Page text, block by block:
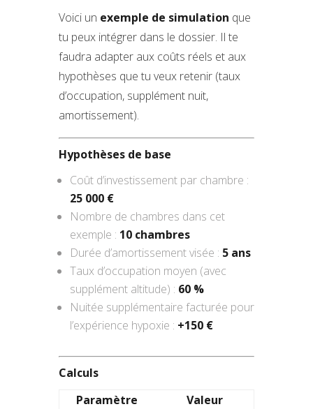
Voici un exemple de simulation que
tu peux intégrer dans le dossier. Il te
faudra adapter aux coûts réels et aux
hypothèses que tu veux retenir (taux
d’occupation, supplément nuit,
amortissement).
Hypothèses de base
Coût d’investissement par chambre :
25 000 €
Nombre de chambres dans cet
exemple : 10 chambres
Durée d’amortissement visée : 5 ans
Taux d’occupation moyen (avec
supplément altitude) : 60 %
Nuitée supplémentaire facturée pour
l’expérience hypoxie : +150 €
Calculs
Paramètre
Valeur